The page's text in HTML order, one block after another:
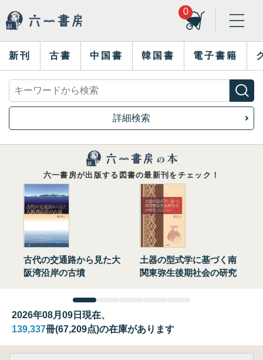
0
新刊 古書 中国書 韓国書 電子書籍
詳細検索
六一書房が出版する図書の最新刊をチェック！
古代の交通路から見た大
阪湾沿岸の古墳
土器の型式学に基づく南
関東弥生後期社会の研究
2026年08月09日現在、
139,337冊(67,209点)の在庫があります